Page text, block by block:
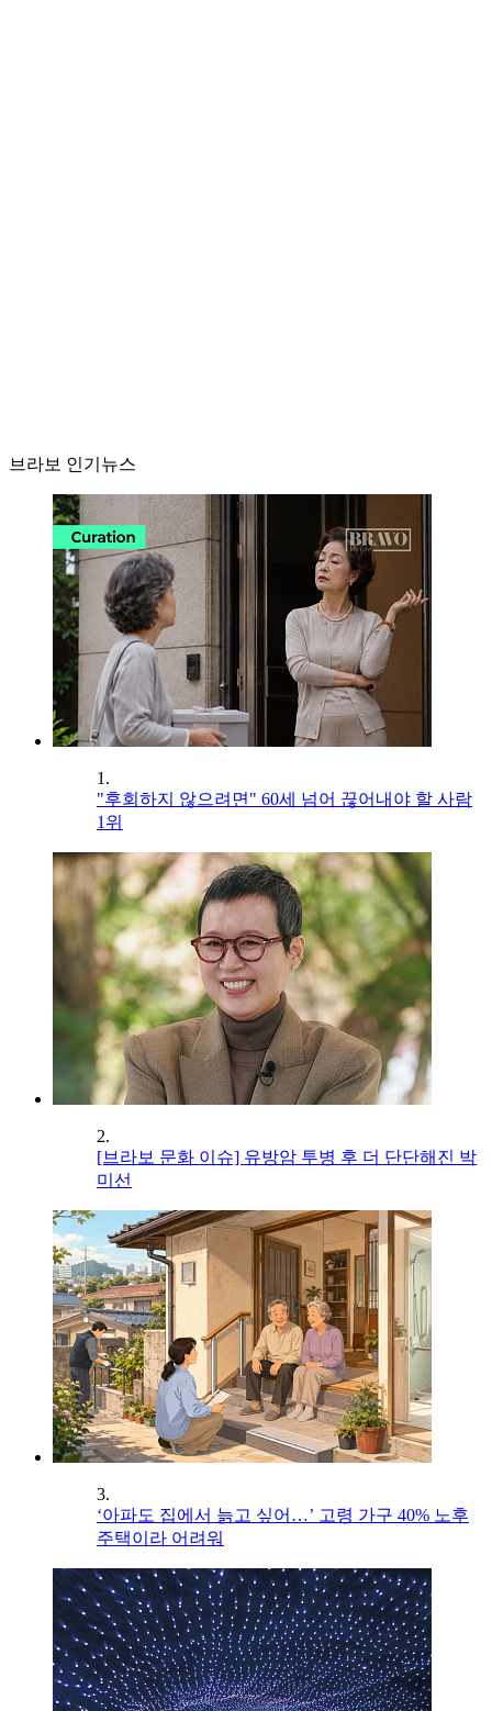
브라보 인기뉴스
1.
"후회하지 않으려면" 60세 넘어 끊어내야 할 사람
1위
2.
[브라보 문화 이슈] 유방암 투병 후 더 단단해진 박
미선
3.
‘아파도 집에서 늙고 싶어…’ 고령 가구 40% 노후
주택이라 어려워